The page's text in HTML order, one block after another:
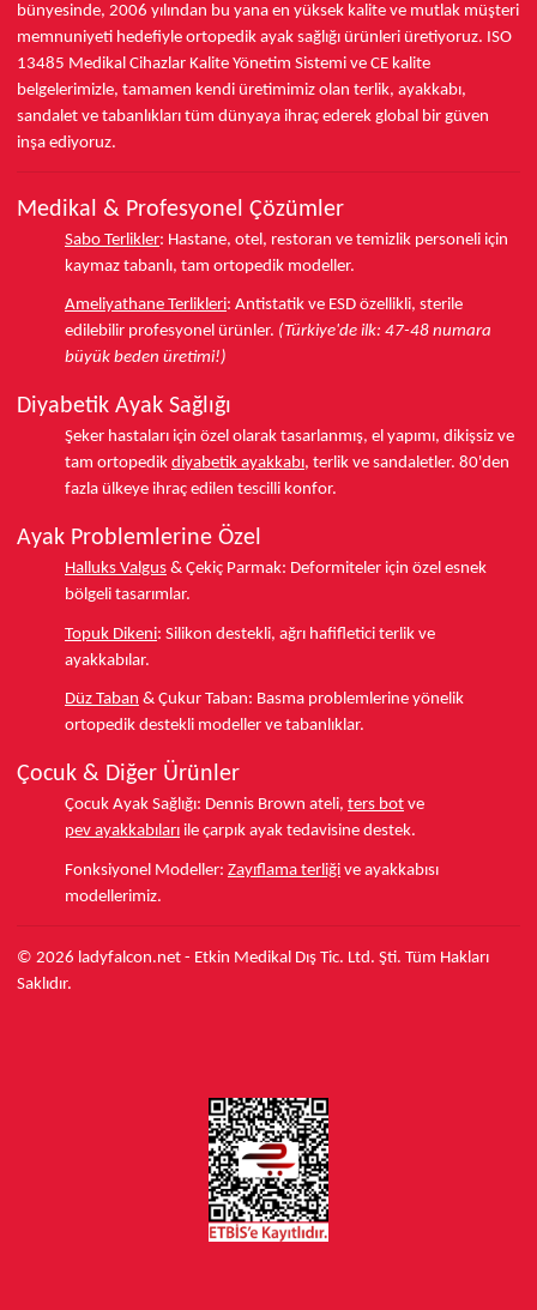
bünyesinde, 2006 yılından bu yana en yüksek kalite ve mutlak müşteri
memnuniyeti hedefiyle ortopedik ayak sağlığı ürünleri üretiyoruz. ISO
13485 Medikal Cihazlar Kalite Yönetim Sistemi ve CE kalite
belgelerimizle, tamamen kendi üretimimiz olan terlik, ayakkabı,
sandalet ve tabanlıkları tüm dünyaya ihraç ederek global bir güven
inşa ediyoruz.
Medikal & Profesyonel Çözümler
Sabo Terlikler: Hastane, otel, restoran ve temizlik personeli için
kaymaz tabanlı, tam ortopedik modeller.
Ameliyathane Terlikleri: Antistatik ve ESD özellikli, sterile
edilebilir profesyonel ürünler. (Türkiye'de ilk: 47-48 numara
büyük beden üretimi!)
Diyabetik Ayak Sağlığı
Şeker hastaları için özel olarak tasarlanmış, el yapımı, dikişsiz ve
tam ortopedik diyabetik ayakkabı, terlik ve sandaletler. 80'den
fazla ülkeye ihraç edilen tescilli konfor.
Ayak Problemlerine Özel
Halluks Valgus & Çekiç Parmak: Deformiteler için özel esnek
bölgeli tasarımlar.
Topuk Dikeni: Silikon destekli, ağrı hafifletici terlik ve
ayakkabılar.
Düz Taban & Çukur Taban: Basma problemlerine yönelik
ortopedik destekli modeller ve tabanlıklar.
Çocuk & Diğer Ürünler
Çocuk Ayak Sağlığı: Dennis Brown ateli, ters bot ve
pev ayakkabıları ile çarpık ayak tedavisine destek.
Fonksiyonel Modeller: Zayıflama terliği ve ayakkabısı
modellerimiz.
© 2026 ladyfalcon.net - Etkin Medikal Dış Tic. Ltd. Şti. Tüm Hakları
Saklıdır.